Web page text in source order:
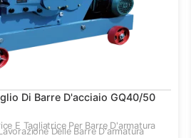
Di Barre D'acciaio GQ40/50
E Tagliatrice Per Barre D'armatura
Delle Barre D'armatura